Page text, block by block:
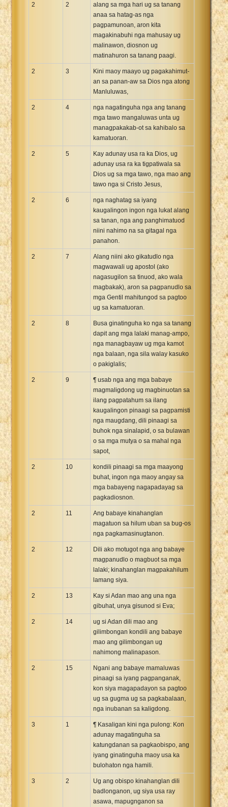
2 2
alang sa mga hari ug sa tanang
anaa sa hatag-as nga
pagpamunoan, aron kita
magakinabuhi nga mahusay ug
malinawon, diosnon ug
matinahuron sa tanang paagi.
2 3
Kini maoy maayo ug pagakahimut-
an sa panan-aw sa Dios nga atong
Manluluwas,
2 4
nga nagatinguha nga ang tanang
mga tawo mangaluwas unta ug
managpakakab-ot sa kahibalo sa
kamatuoran.
2 5
Kay adunay usa ra ka Dios, ug
adunay usa ra ka tigpatiwala sa
Dios ug sa mga tawo, nga mao ang
tawo nga si Cristo Jesus,
2 6
nga naghatag sa iyang
kaugalingon ingon nga lukat alang
sa tanan, nga ang panghimatuod
niini nahimo na sa gitagal nga
panahon.
2 7
Alang niini ako gikatudlo nga
magwawali ug apostol (ako
nagasugilon sa tinuod, ako wala
magbakak), aron sa pagpanudlo sa
mga Gentil mahitungod sa pagtoo
ug sa kamatuoran.
2 8
Busa ginatinguha ko nga sa tanang
dapit ang mga lalaki manag-ampo,
nga managbayaw ug mga kamot
nga balaan, nga sila walay kasuko
o pakiglalis;
2 9
¶ usab nga ang mga babaye
magmaligdong ug magbinuotan sa
ilang pagpatahum sa ilang
kaugalingon pinaagi sa pagpamisti
nga maugdang, dili pinaagi sa
buhok nga sinalapid, o sa bulawan
o sa mga mutya o sa mahal nga
sapot,
2 10
kondili pinaagi sa mga maayong
buhat, ingon nga maoy angay sa
mga babayeng nagapadayag sa
pagkadiosnon.
2 11
Ang babaye kinahanglan
magatuon sa hilum uban sa bug-os
nga pagkamasinugtanon.
2 12
Dili ako motugot nga ang babaye
magpanudlo o magbuot sa mga
lalaki; kinahanglan magpakahilum
lamang siya.
2 13
Kay si Adan mao ang una nga
gibuhat, unya gisunod si Eva;
2 14
ug si Adan dili mao ang
gilimbongan kondili ang babaye
mao ang gilimbongan ug
nahimong malinapason.
2 15
Ngani ang babaye mamaluwas
pinaagi sa iyang pagpanganak,
kon siya magapadayon sa pagtoo
ug sa gugma ug sa pagkabalaan,
nga inubanan sa kaligdong.
3 1
¶ Kasaligan kini nga pulong: Kon
adunay magatinguha sa
katungdanan sa pagkaobispo, ang
iyang ginatinguha maoy usa ka
bulohaton nga hamili.
3 2
Ug ang obispo kinahanglan dili
badlonganon, ug siya usa ray
asawa, mapugnganon sa